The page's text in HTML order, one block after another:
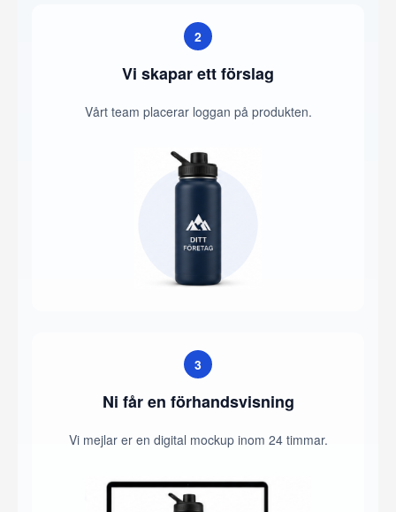
2
Vi skapar ett förslag
Vårt team placerar loggan på produkten.
3
Ni får en förhandsvisning
Vi mejlar er en digital mockup inom 24 timmar.